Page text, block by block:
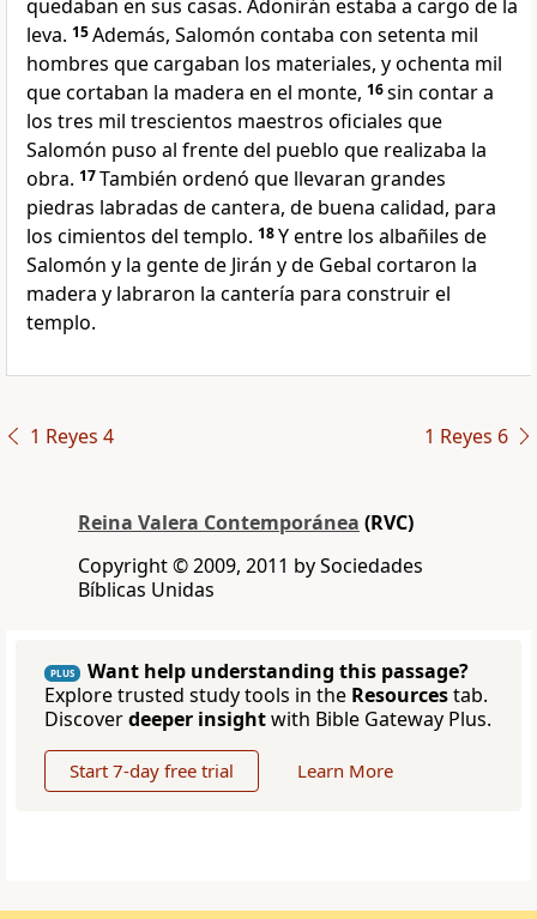
quedaban en sus casas. Adonirán estaba a cargo de la
leva. 15Además, Salomón contaba con setenta mil
hombres que cargaban los materiales, y ochenta mil
que cortaban la madera en el monte, 16sin contar a
los tres mil trescientos maestros oficiales que
Salomón puso al frente del pueblo que realizaba la
obra. 17También ordenó que llevaran grandes
piedras labradas de cantera, de buena calidad, para
los cimientos del templo. 18Y entre los albañiles de
Salomón y la gente de Jirán y de Gebal cortaron la
madera y labraron la cantería para construir el
templo.
1 Reyes 4 1 Reyes 6
Reina Valera Contemporánea (RVC)
Copyright © 2009, 2011 by Sociedades
Bíblicas Unidas
PLUS
Want help understanding this passage?
Explore trusted study tools in the Resourcestab.
Discoverdeeper insightwith Bible Gateway Plus.
Start 7-day free trial Learn More